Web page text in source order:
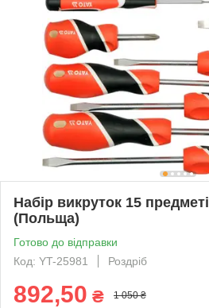
Набір викруток 15
(Польща)
Готово до відправки
Код: YT-25981
Роздріб
892,50 ₴ 1 050 ₴